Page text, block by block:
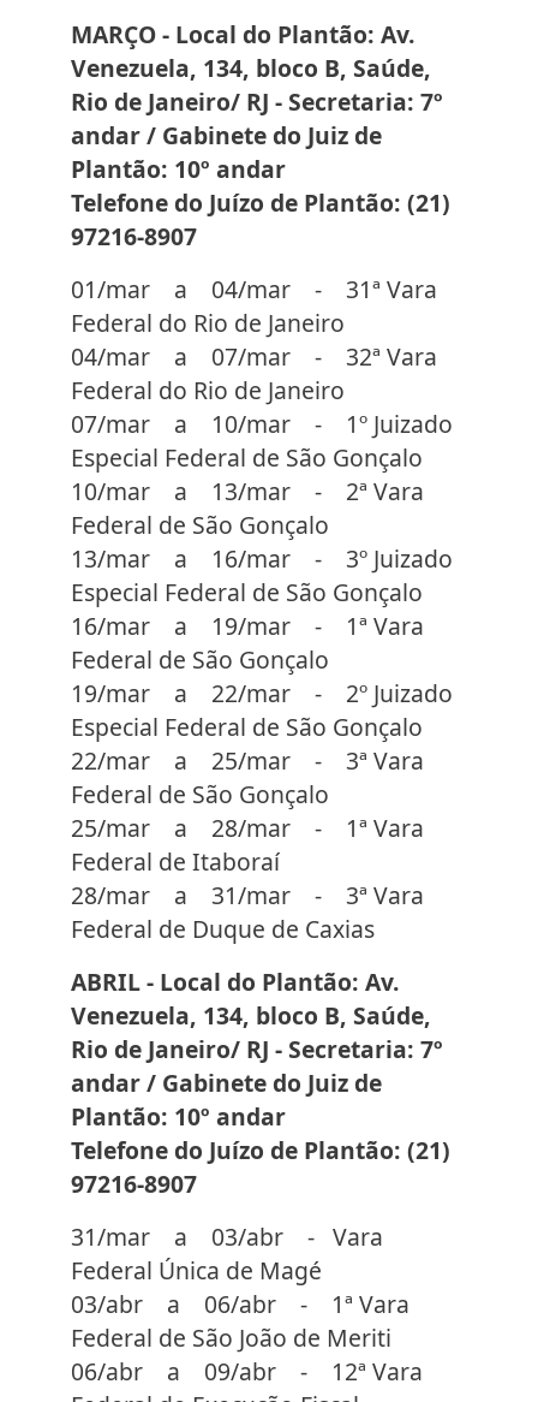
MARÇO - Local do Plantão: Av.
Venezuela, 134, bloco B, Saúde,
Rio de Janeiro/ RJ - Secretaria: 7º
andar / Gabinete do Juiz de
Plantão: 10º andar
Telefone do Juízo de Plantão: (21)
97216-8907
01/mar a 04/mar - 31ª Vara
Federal do Rio de Janeiro
04/mar a 07/mar - 32ª Vara
Federal do Rio de Janeiro
07/mar a 10/mar - 1º Juizado
Especial Federal de São Gonçalo
10/mar a 13/mar - 2ª Vara
Federal de São Gonçalo
13/mar a 16/mar - 3º Juizado
Especial Federal de São Gonçalo
16/mar a 19/mar - 1ª Vara
Federal de São Gonçalo
19/mar a 22/mar - 2º Juizado
Especial Federal de São Gonçalo
22/mar a 25/mar - 3ª Vara
Federal de São Gonçalo
25/mar a 28/mar - 1ª Vara
Federal de Itaboraí
28/mar a 31/mar - 3ª Vara
Federal de Duque de Caxias
ABRIL - Local do Plantão: Av.
Venezuela, 134, bloco B, Saúde,
Rio de Janeiro/ RJ - Secretaria: 7º
andar / Gabinete do Juiz de
Plantão: 10º andar
Telefone do Juízo de Plantão: (21)
97216-8907
31/mar a 03/abr - Vara
Federal Única de Magé
03/abr a 06/abr - 1ª Vara
Federal de São João de Meriti
06/abr a 09/abr - 12ª Vara